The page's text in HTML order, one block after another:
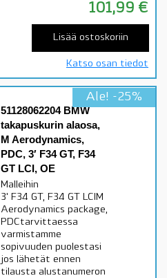
101,99 €
Lisää ostoskoriin
Katso osan tiedot
Ale! -25%
51128062204 BMW
takapuskurin alaosa,
M Aerodynamics,
PDC, 3′ F34 GT, F34
GT LCI, OE
Malleihin
3' F34 GT, F34 GT LCIM
Aerodynamics package,
PDCtarvittaessa
varmistamme
sopivuuden puolestasi
jos lähetät ennen
tilausta alustanumeron